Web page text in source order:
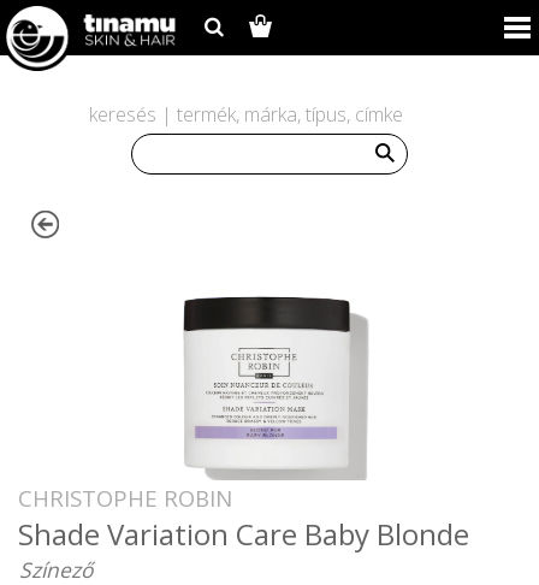
keresés | termék, márka, típus, címke
CHRISTOPHE ROBIN
Shade Variation Care Baby Blonde
Színező